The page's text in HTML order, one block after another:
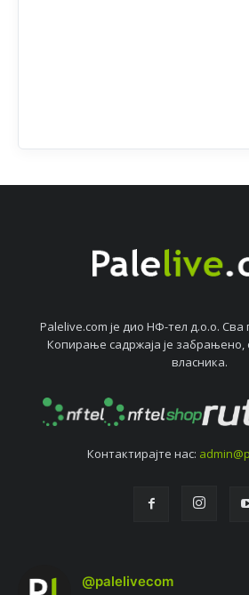
Palelive.com јe дио НФ-тeл д.о.о.
Копирањe садржаја јe
власника.
Контактирајтe нас:
@palelivecom